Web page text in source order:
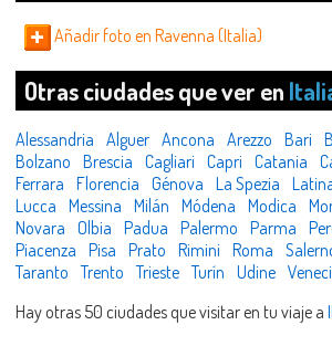
Añadir foto en Ravenna (Italia)
Otras ciudades que ver en
Alessandria Alguer Ancona Arezzo Bari
Bolzano Brescia Cagliari Capri Catania
Ferrara Florencia Génova La Spezia
Lucca Messina Milán Módena Modica
Novara Olbia Padua Palermo Parma
Piacenza Pisa Prato Rimini Roma
Taranto Trento Trieste Turín Udine
Hay otras 50 ciudades que visitar en tu viaje a